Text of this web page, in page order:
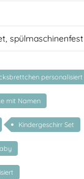
spülmaschinenfest
personalisiert
mit Namen
Kindergeschirr Set